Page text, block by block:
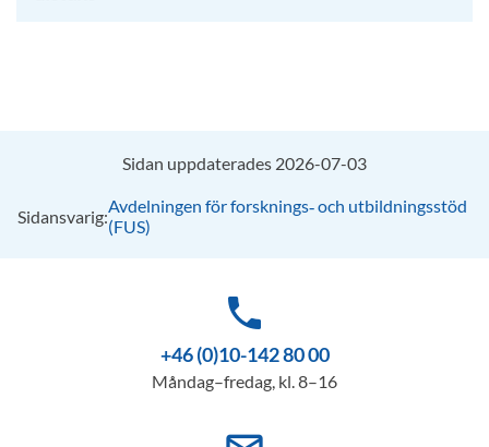
Sidan uppdaterades 2026-07-03
Sidansvarig:Avdelningen för forsknings‑ och utbildningsstöd
(FUS)
phone
+46 (0)10-142 80 00
Måndag–fredag, kl. 8–16